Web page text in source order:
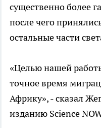
существенно более
после чего
остальные части
«Целью нашей
точное время
Африку», - сказал
изданию Science